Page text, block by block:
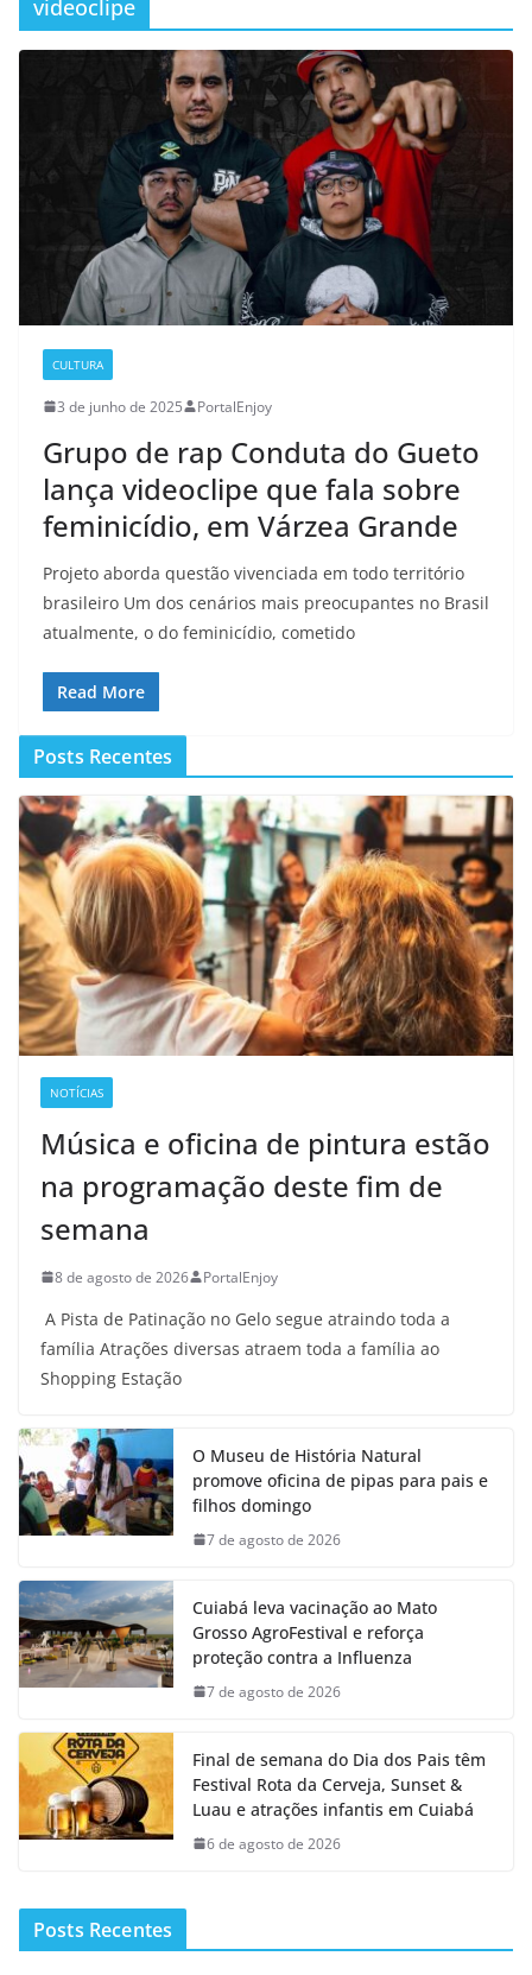
videoclipe
CULTURA
3 de junho de 2025 PortalEnjoy
Grupo de rap Conduta do Gueto
lança videoclipe que fala sobre
feminicídio, em Várzea Grande
Projeto aborda questão vivenciada em todo território
brasileiro Um dos cenários mais preocupantes no Brasil
atualmente, o do feminicídio, cometido
Read More
Posts Recentes
NOTÍCIAS
Música e oficina de pintura estão
na programação deste fim de
semana
8 de agosto de 2026 PortalEnjoy
A Pista de Patinação no Gelo segue atraindo toda a
família Atrações diversas atraem toda a família ao
Shopping Estação
O Museu de História Natural
promove oficina de pipas para pais e
filhos domingo
7 de agosto de 2026
Cuiabá leva vacinação ao Mato
Grosso AgroFestival e reforça
proteção contra a Influenza
7 de agosto de 2026
Final de semana do Dia dos Pais têm
Festival Rota da Cerveja, Sunset &
Luau e atrações infantis em Cuiabá
6 de agosto de 2026
Posts Recentes